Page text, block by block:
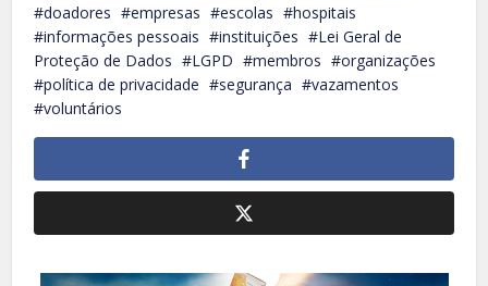
doadores
empresas escolas
hospitais
informações pessoais
instituições
Lei Geral de
Proteção de Dados
LGPD membros
organizações
política de privacidade
segurança
vazamentos
voluntários